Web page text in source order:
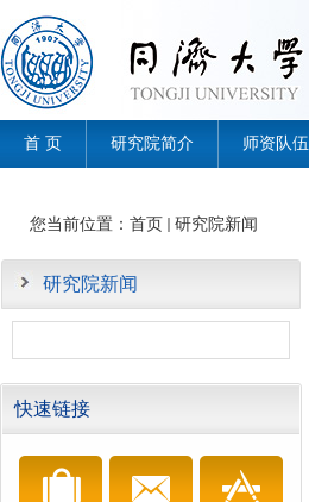
首 页 研究院简介 师资队伍
您当前位置： 首页 研究院新闻
研究院新闻
快速链接